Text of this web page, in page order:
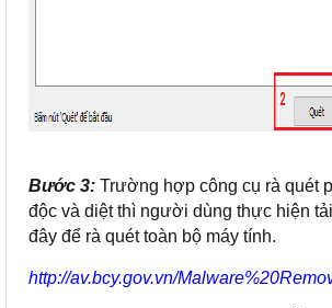
Bước 3: Trường hợp công cụ rà quét
độc và diệt thì người dùng thực hiện
đây để rà quét toàn bộ máy tính.
http://av.bcy.gov.vn/